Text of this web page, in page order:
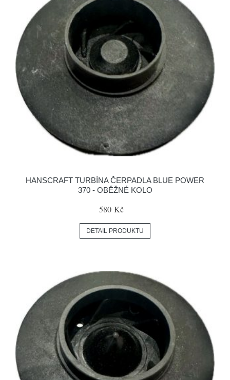
HANSCRAFT TURBÍNA ČERPADLA BLUE POWER
370 - OBĚŽNÉ KOLO
580 Kč
DETAIL PRODUKTU